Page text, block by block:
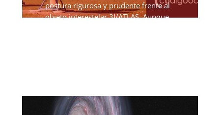
postura rigurosa y prudente frente al
objeto interestelar 3I/ATLAS. Aunque